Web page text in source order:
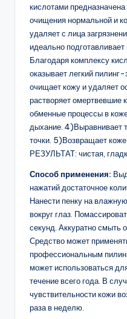
кислотами
очищения нормальной и
удаляет с лица
идеально
Благодаря комплексу
оказывает легкий
очищает кожу и удаляет
растворяет омертвевшие
обменные процессы в
дыхание. 4)Выравнивает
точки. 5)Возвращает коже
РЕЗУЛЬТАТ: чистая,
Способ применения:
нажатий достаточное
Нанести пенку на
вокруг глаз.
секунд. Аккуратно смыть
Средство может
профессиональным
может использоваться
течение всего года. В
чувствительности кожи
раза в неделю.